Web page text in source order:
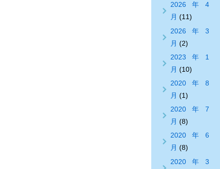
2026年4
月 (11)
2026年3
月 (2)
2023年1
月 (10)
2020年8
月 (1)
2020年7
月 (8)
2020年6
月 (8)
2020年3